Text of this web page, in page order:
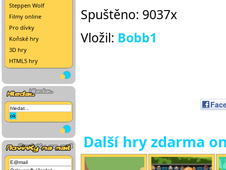
Steppen Wolf
Filmy online
Pro dívky
Koňské hry
3D hry
HTML5 hry
Spuštěno: 9037x
Vložil: Bobb1
Další hry zdarma